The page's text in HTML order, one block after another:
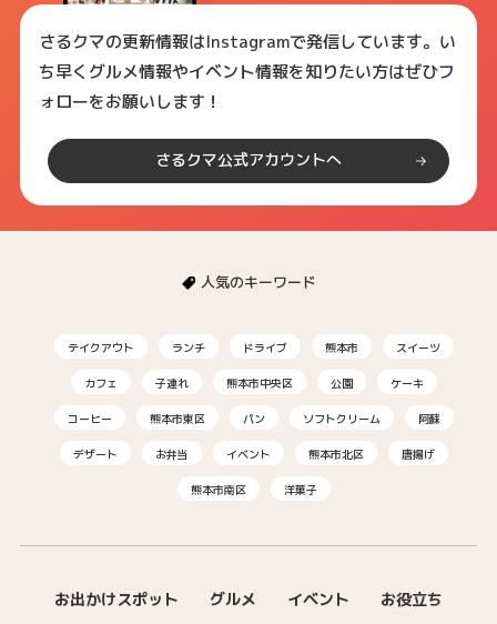
さるクマの更新情報はInstagramで発信しています。い
ち早くグルメ情報やイベント情報を知りたい方はぜひフ
ォローをお願いします！
さるクマ公式アカウントへ
人気のキーワード
テイクアウト ランチ ドライブ 熊本市 スイーツ
カフェ 子連れ 熊本市中央区 公園 ケーキ
コーヒー 熊本市東区 パン ソフトクリーム 阿蘇
デザート お弁当 イベント 熊本市北区 唐揚げ
熊本市南区 洋菓子
お出かけスポット グルメ イベント お役立ち